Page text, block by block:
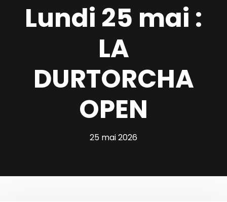
Lundi 25 mai :
LA
DURTORCHA
OPEN
25 mai 2026